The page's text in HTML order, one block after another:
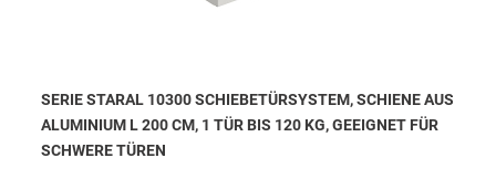
SERIE STARAL 10300 SCHIEBETÜRSYSTEM, SCHIENE AUS
ALUMINIUM L 200 CM, 1 TÜR BIS 120 KG, GEEIGNET FÜR
SCHWERE TÜREN